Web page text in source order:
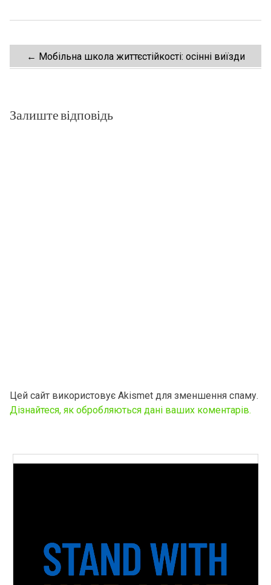
Post
← Мобільна школа життєстійкості: осінні виїзди
Залиште відповідь
Цей сайт використовує Akismet для зменшення спаму.
Дізнайтеся, як обробляються дані ваших коментарів.